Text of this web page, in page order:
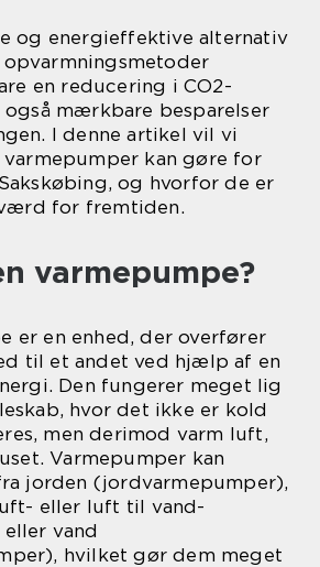
og energieffektive alternativ
en reducering i CO2-
mærkbare besparelser
I denne artikel vil vi
kan gøre for
og hvorfor de er
for fremtiden.
varmepumpe?
er en enhed, der overfører
til et andet ved hjælp af en
Den fungerer meget lig
hvor det ikke er kold
men derimod varm luft,
Varmepumper kan
jorden (jordvarmepumper),
eller luft til vand-
vand
hvilket gør dem meget